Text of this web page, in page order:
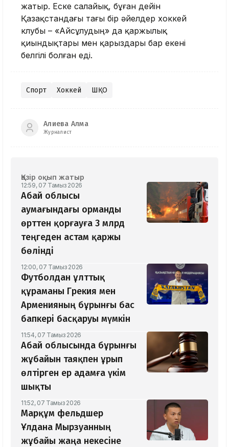
жатыр. Еске салайық, бұған дейін
Қазақстандағы тағы бір әйелдер хоккей
клубы – «Айсұлудың» да қаржылық
қиындықтары мен қарыздары бар екені
белгілі болған еді.
Спорт Хоккей ШҚО
Алиева Алма
Журналист
Қазір оқып жатыр
12:59, 07 Тамыз 2026
Абай облысы
аумағындағы орманды
өрттен қорғауға 3 млрд
теңгеден астам қаржы
бөлінді
12:00, 07 Тамыз 2026
Футболдан ұлттық
құраманы Грекия мен
Арменияның бұрынғы бас
бапкері басқаруы мүмкін
11:54, 07 Тамыз 2026
Абай облысында бұрынғы
жұбайын таяқпен ұрып
өлтірген ер адамға үкім
шықты
11:52, 07 Тамыз 2026
Марқұм фельдшер
Ұлдана Мырзуанның
жұбайы жаңа некесіне